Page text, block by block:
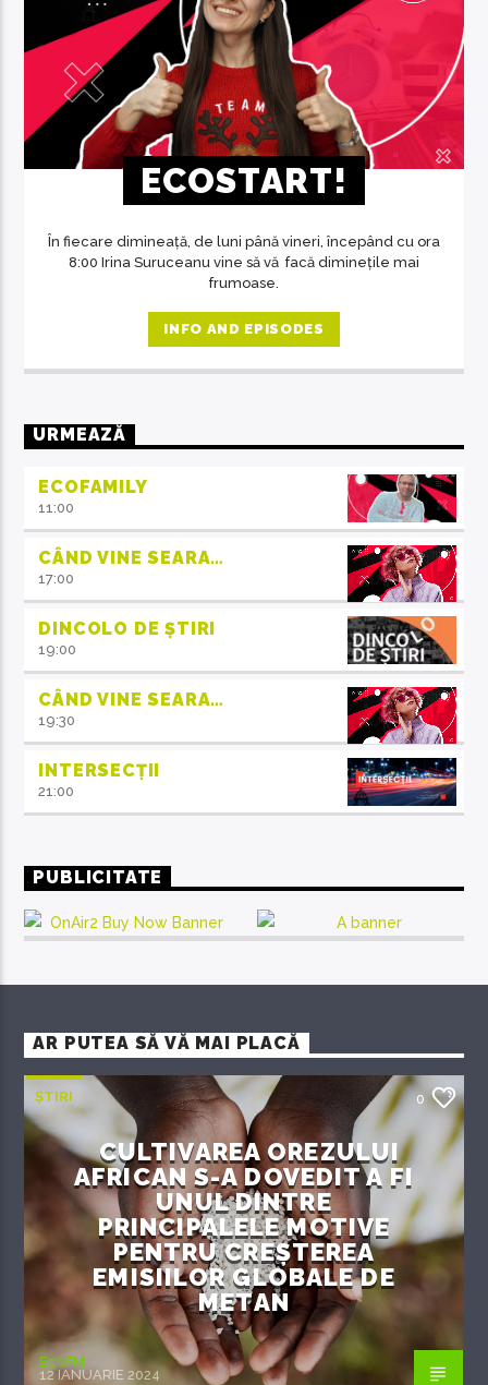
ECOSTART!
În fiecare dimineață, de luni până vineri, începând cu ora
8:00 Irina Suruceanu vine să vă facă diminețile mai
frumoase.
INFO AND EPISODES
URMEAZĂ
ECOFAMILY
11:00
CÂND VINE SEARA…
17:00
DINCOLO DE ȘTIRI
19:00
CÂND VINE SEARA…
19:30
INTERSECȚII
21:00
PUBLICITATE
AR PUTEA SĂ VĂ MAI PLACĂ
ȘTIRI 0
CULTIVAREA OREZULUI
AFRICAN S-A DOVEDIT A FI
UNUL DINTRE
PRINCIPALELE MOTIVE
PENTRU CREȘTEREA
EMISIILOR GLOBALE DE
METAN
EcoFM
12 IANUARIE 2024